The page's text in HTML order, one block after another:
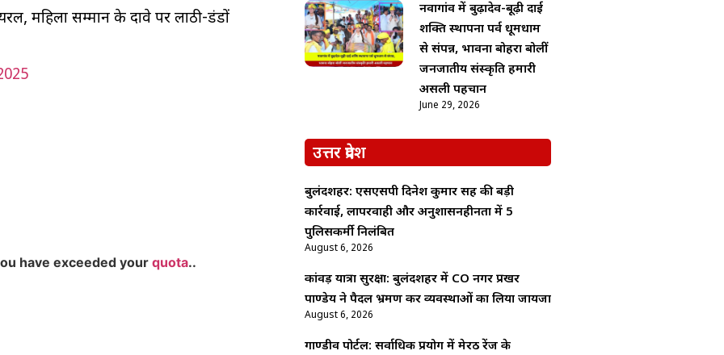
महिला सम्मान के दावे पर लाठी-डंडों
have exceeded your quota..
नवागांव में बुढ़ादेव-बूढ़ी दाई
शक्ति स्थापना पर्व धूमधाम
से संपन्न, भावना बोहरा बोलीं
जनजातीय संस्कृति हमारी
असली पहचान
June 29, 2026
उत्तर प्रदेश
बुलंदशहर: एसएसपी दिनेश कुमार सिंह की बड़ी
कार्रवाई, लापरवाही और अनुशासनहीनता में 5
पुलिसकर्मी निलंबित
August 6, 2026
कांवड़ यात्रा सुरक्षा: बुलंदशहर में CO नगर प्रखर
पाण्डेय ने पैदल भ्रमण कर व्यवस्थाओं का लिया जायजा
August 6, 2026
गाण्डीव पोर्टल: सर्वाधिक प्रयोग में मेरठ रेंज के